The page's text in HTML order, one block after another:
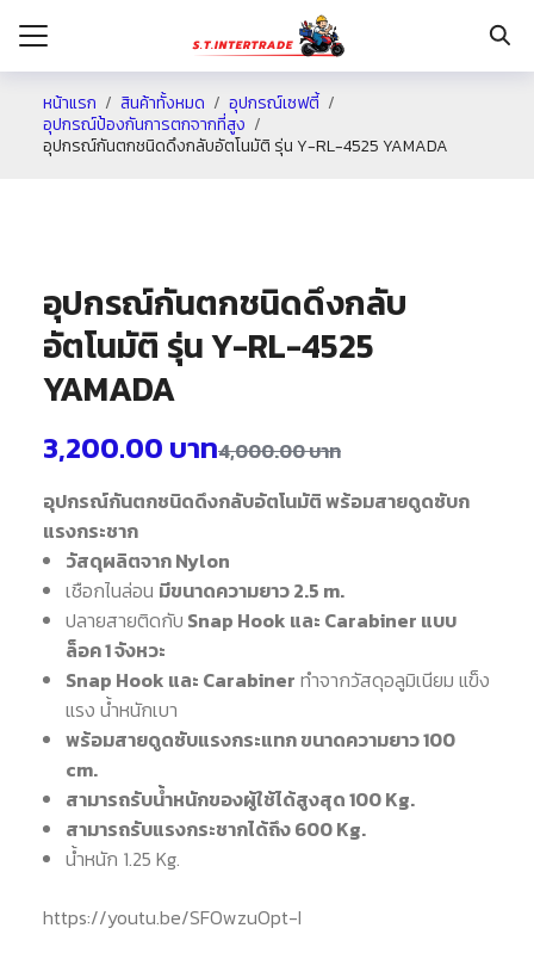
หน้าแรก สินค้าทั้งหมด
อุปกรณ์เซฟตี้
อุปกรณ์ป้องกันการตกจากที่สูง
อุปกรณ์กันตกชนิดดึงกลับอัตโนมัติ รุ่น Y-RL-4525 YAMADA
อุปกรณ์กันตกชนิดดึงกลับ
อัตโนมัติ รุ่น Y-RL-4525
YAMADA
4,000.00บาท
3,200.00 บาท
อุปกรณ์กันตกชนิดดึงกลับอัตโนมัติ พร้อมสายดูดซับก
แรงกระชาก
วัสดุผลิตจาก Nylon
เชือกไนล่อน มีขนาดความยาว 2.5 m.
ปลายสายติดกับ Snap Hook และ Carabiner แบบ
ล็อค 1 จังหวะ
Snap Hook และ Carabiner ทำจากวัสดุอลูมิเนียม แข็ง
แรง น้ำหนักเบา
พร้อมสายดูดซับแรงกระแทก ขนาดความยาว 100
cm.
สามารถรับน้ำหนักของผู้ใช้ได้สูงสุด 100 Kg.
สามารถรับแรงกระชากได้ถึง 600 Kg.
น้ำหนัก 1.25 Kg.
https://youtu.be/SFOwzuOpt-I